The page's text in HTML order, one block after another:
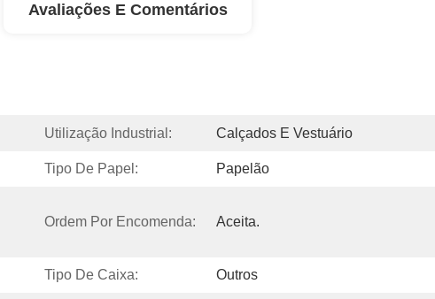
Avaliações E Comentários
Utilização Industrial: Calçados E Vestuário
Tipo De Papel: Papelão
Ordem Por Encomenda: Aceita.
Tipo De Caixa: Outros